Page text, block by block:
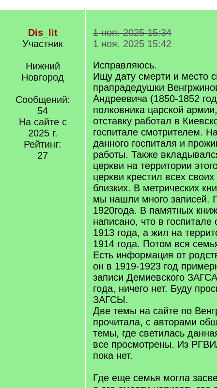
Dis_lit
Участник
Нижний
Новгород
Сообщений:
54
На сайте с
2025 г.
Рейтинг:
27
1 ноя. 2025 15:34
1 ноя. 2025 15:42
Исправляюсь.
Ищу дату смерти и место
прапрадедушки
Андреевича (1850-1852
полковника царской
отставку работал в
госпитале смотрителем.
данного госпиталя и
работы. Также
церкви на территории
церкви крестил всех
близких. В метрических
мы нашли много записей.
1920года. В памятных
написано, что в госпитале
1913 года, а жил на
1914 года. Потом вся
Есть информация от
он в 1919-1923 год
записи Демиевского
года, ничего нет. Буду
ЗАГСЫ.
Две темы на сайте по
прочитала, с авторами
темы, где светилась
все просмотрены. Из
пока нет.
Где еще семья могла